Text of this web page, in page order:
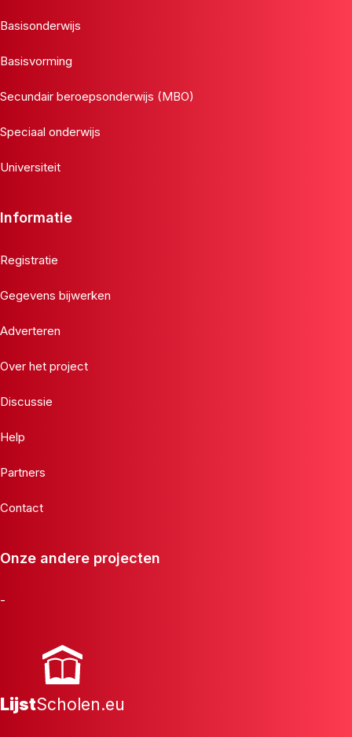
Basisonderwijs
Basisvorming
Secundair beroepsonderwijs (MBO)
Speciaal onderwijs
Universiteit
Informatie
Registratie
Gegevens bijwerken
Adverteren
Over het project
Discussie
Help
Partners
Contact
Onze andere projecten
-
LijstScholen.eu